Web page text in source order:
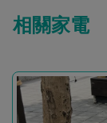
相關家電